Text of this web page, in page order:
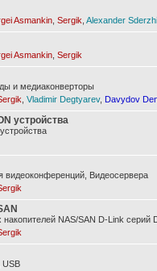
Asmankin Sergik Alexander
Asmankin Sergik
и медиаконверторы
Vladimir Degtyarev, Davydov
устройства
Видеосервера
NAS/SAN D-Link серий
USB